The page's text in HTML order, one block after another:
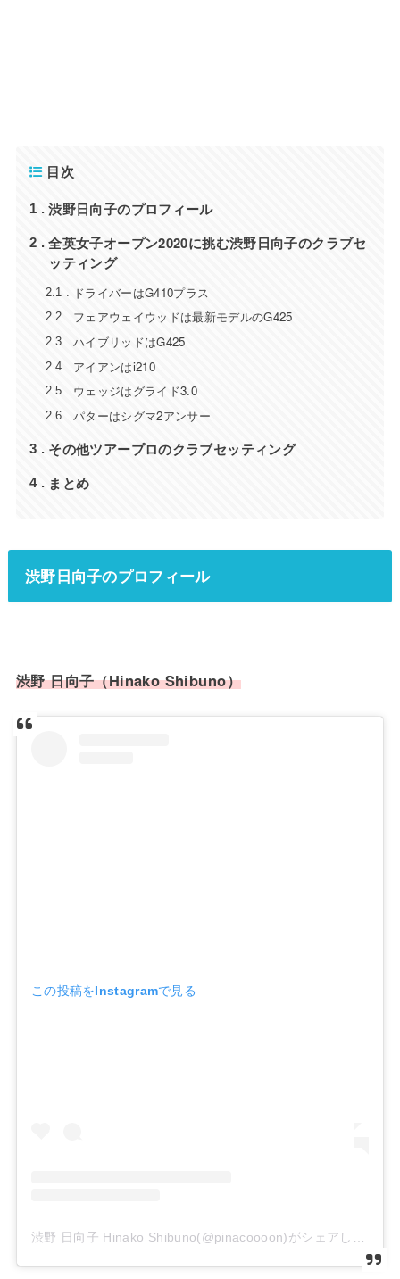
目次
1 渋野日向子のプロフィール
2
全英女子オープン2020に挑む渋野日向子のクラブセ
ッティング
2.1 ドライバーはG410プラス
2.2 フェアウェイウッドは最新モデルのG425
2.3 ハイブリッドはG425
2.4 アイアンはi210
2.5 ウェッジはグライド3.0
2.6 パターはシグマ2アンサー
3 その他ツアープロのクラブセッティング
4 まとめ
渋野日向子のプロフィール
渋野 日向子（Hinako Shibuno）
この投稿をInstagramで見る